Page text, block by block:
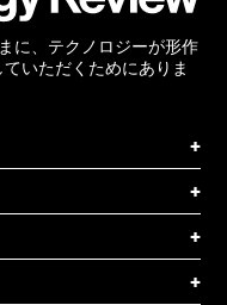
に、テクノロジーが形作
いただくためにありま
+
+
+
+